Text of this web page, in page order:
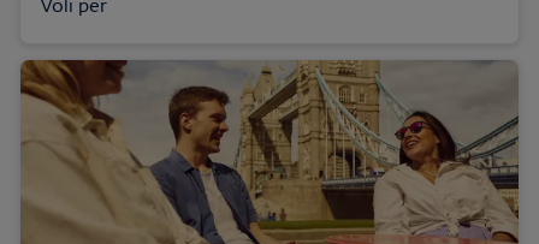
Voli per